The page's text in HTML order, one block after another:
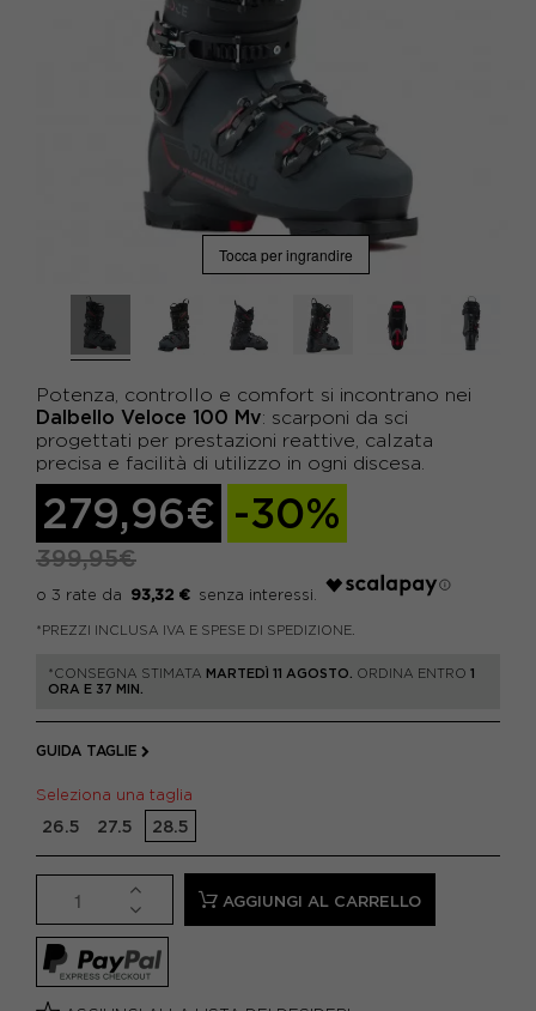
Tocca per ingrandire
Potenza, controllo e comfort si incontrano nei
Dalbello Veloce 100 Mv: scarponi da sci
progettati per prestazioni reattive, calzata
precisa e facilità di utilizzo in ogni discesa.
279,96€ -30%
399,95€
93,32 €
*PREZZI INCLUSA IVA E SPESE DI SPEDIZIONE.
*CONSEGNA STIMATA MARTEDÌ 11 AGOSTO. ORDINA ENTRO 1
ORA E 37 MIN.
GUIDA TAGLIE
Seleziona una taglia
26.5 27.5 28.5
AGGIUNGI AL CARRELLO